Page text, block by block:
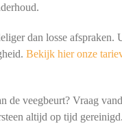
dan losse
Bekijk hier onze
de veegbeurt? Vraag
altijd op tijd